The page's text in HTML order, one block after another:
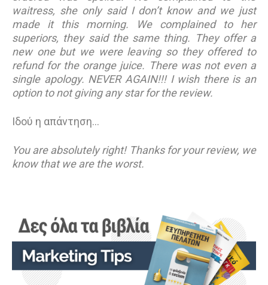
waitress, she only said I don’t know and we just
made it this morning. We complained to her
superiors, they said the same thing. They offer a
new one but we were leaving so they offered to
refund for the orange juice. There was not even a
single apology. NEVER AGAIN!!! I wish there is an
option to not giving any star for the review.
Ιδού η απάντηση...
You are absolutely right! Thanks for your review, we
know that we are the worst.